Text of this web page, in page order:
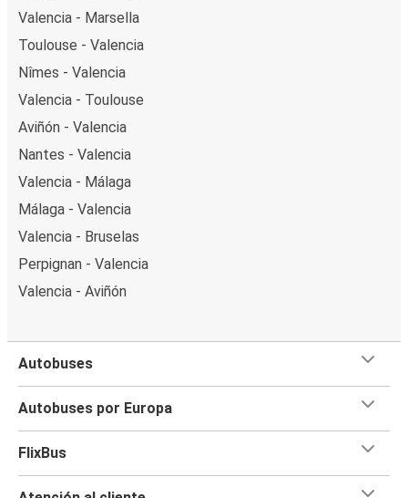
Valencia - Marsella
Toulouse - Valencia
Nîmes - Valencia
Valencia - Toulouse
Aviñón - Valencia
Nantes - Valencia
Valencia - Málaga
Málaga - Valencia
Valencia - Bruselas
Perpignan - Valencia
Valencia - Aviñón
Autobuses
Autobuses por Europa
FlixBus